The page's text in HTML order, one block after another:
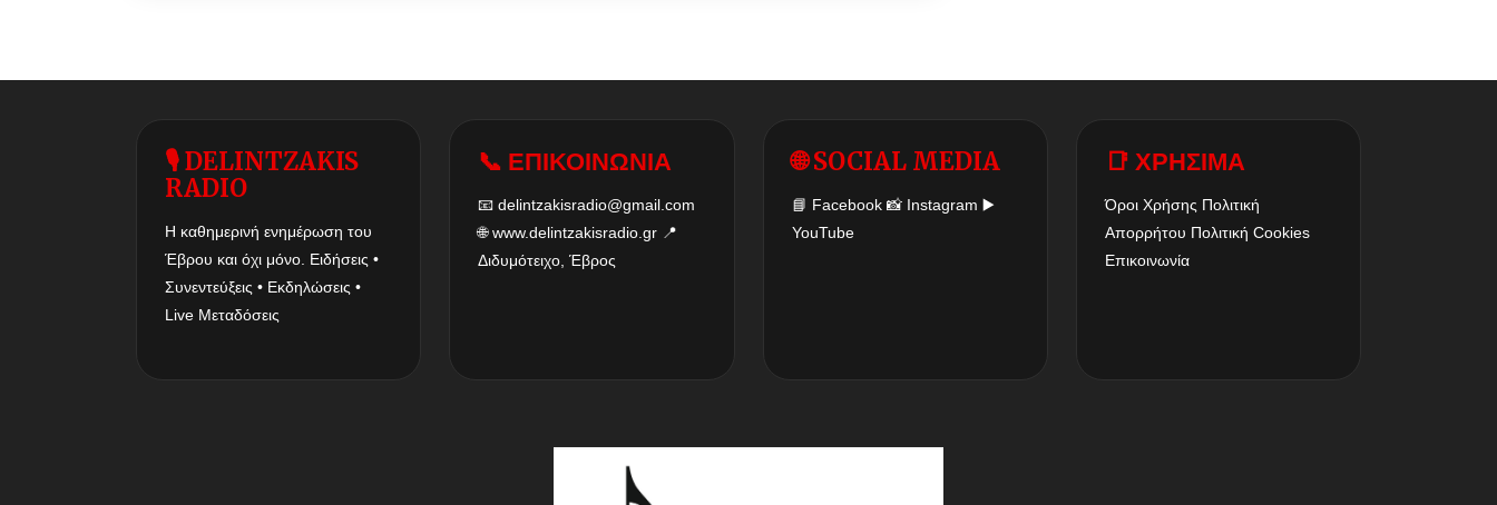
🎙 DELINTZAKIS
RADIO
Η καθημερινή ενημέρωση του
Έβρου και όχι μόνο. Ειδήσεις •
Συνεντεύξεις • Εκδηλώσεις •
Live Μεταδόσεις
📞 ΕΠΙΚΟΙΝΩΝΙΑ
📧delintzakisradio@gmail.com
🌐www.delintzakisradio.gr 📍
Διδυμότειχο, Έβρος
🌐 SOCIAL MEDIA
📘 Facebook📸 Instagram ▶️
YouTube
📑 ΧΡΗΣΙΜΑ
Όροι Χρήσης Πολιτική
Απορρήτου Πολιτική Cookies
Επικοινωνία